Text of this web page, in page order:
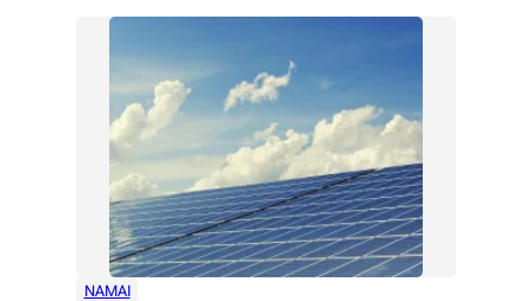
NAMAI